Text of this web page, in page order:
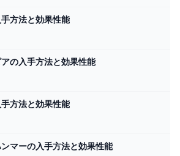
方法と効果性能
の入手方法と効果性能
方法と効果性能
マーの入手方法と効果性能